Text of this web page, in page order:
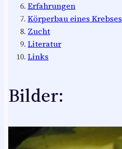
Erfahrungen
Körperbau eines Krebses
Zucht
Literatur
Links
Bilder: